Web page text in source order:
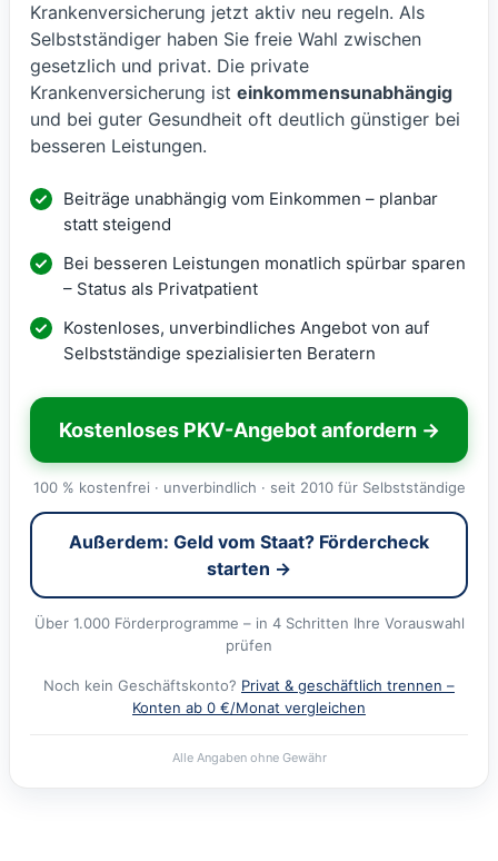
Krankenversicherung jetzt aktiv neu regeln. Als
Selbstständiger haben Sie freie Wahl zwischen
gesetzlich und privat. Die private
Krankenversicherung ist einkommensunabhängig
und bei guter Gesundheit oft deutlich günstiger bei
besseren Leistungen.
Beiträge unabhängig vom Einkommen – planbar
statt steigend
Bei besseren Leistungen monatlich spürbar sparen
– Status als Privatpatient
Kostenloses, unverbindliches Angebot von auf
Selbstständige spezialisierten Beratern
Kostenloses PKV-Angebot anfordern →
100 % kostenfrei · unverbindlich · seit 2010 für Selbstständige
Außerdem: Geld vom Staat? Fördercheck
starten →
Über 1.000 Förderprogramme – in 4 Schritten Ihre Vorauswahl
prüfen
Noch kein Geschäftskonto? Privat & geschäftlich trennen –
Konten ab 0 €/Monat vergleichen
Alle Angaben ohne Gewähr